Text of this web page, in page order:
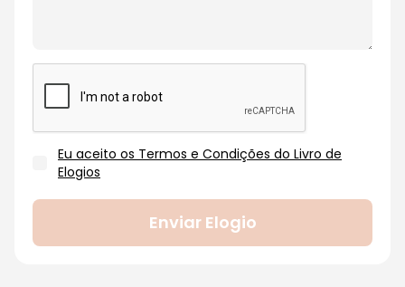
Eu aceito os Termos e Condições do Livro de
Elogios
Enviar Elogio